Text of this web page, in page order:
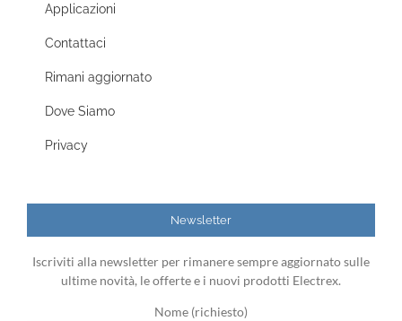
Applicazioni
Contattaci
Rimani aggiornato
Dove Siamo
Privacy
Newsletter
Iscriviti alla newsletter per rimanere sempre aggiornato sulle
ultime novità, le offerte e i nuovi prodotti Electrex.
Nome (richiesto)